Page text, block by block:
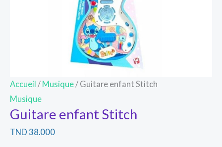
Accueil / Musique / Guitare enfant Stitch
Musique
Guitare enfant Stitch
TND 38.000